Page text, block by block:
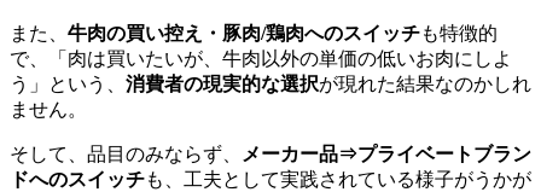
また、 牛肉の買い控え・豚肉/鶏肉へのスイッチも特徴的
で、「肉は買いたいが、牛肉以外の単価の低いお肉にしよ
う」という、 消費者の現実的な選択が現れた結果なのかしれ
ません。
そして、品目のみならず、
メーカー品⇒プライベートブラン
ドへのスイッチも、工夫として実践されている様子がうかが